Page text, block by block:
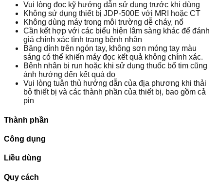
Vui lòng đọc kỹ hướng dẫn sử dụng trước khi dùng
Không sử dụng thiết bị JDP-500E với MRI hoặc CT
Không dùng máy trong môi trường dễ cháy, nổ
Cần kết hợp với các biểu hiện lâm sàng khác để đánh
giá chính xác tình trạng bệnh nhân
Băng dính trên ngón tay, không sơn móng tay màu
sáng có thể khiến máy đọc kết quả không chính xác.
Bệnh nhân bị run hoặc khi sử dụng thuốc bổ tim cũng
ảnh hưởng đến kết quả đo
Vui lòng tuân thủ hướng dẫn của địa phương khi thải
bỏ thiết bị và các thành phần của thiết bị, bao gồm cả
pin
Thành phần
Công dụng
Liều dùng
Quy cách